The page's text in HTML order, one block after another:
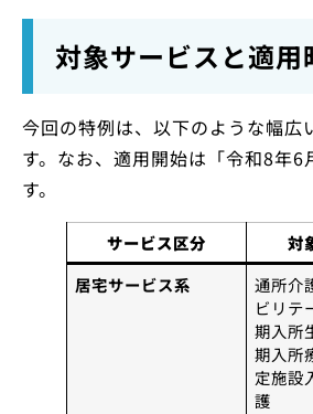
対象サービスと適用
今回の特例は、以下のような幅広
す。なお、適用開始は「令和8年6
す。
サービス区分
対
居宅サービス系
通所介
ビリテ
期入所
期入所
定施設
護